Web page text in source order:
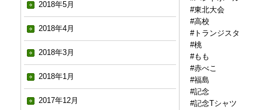
2018年5月
2018年4月
2018年3月
2018年1月
2017年12月
#東北大会
#高校
#トランジスタ
#桃
#もも
#赤べこ
#福島
#記念
#記念Tシャツ